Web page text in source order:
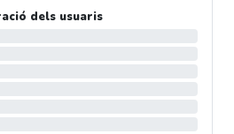
dels usuaris